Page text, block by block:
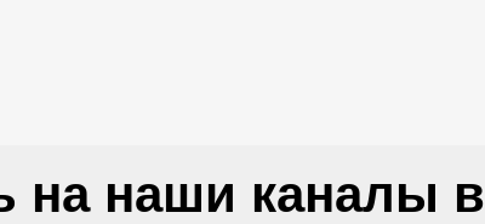
на наши каналы в